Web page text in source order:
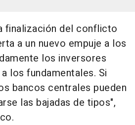
finalización del conflicto
a un nuevo empuje a los
los inversores
los fundamentales. Si
bancos centrales pueden
las bajadas de tipos",